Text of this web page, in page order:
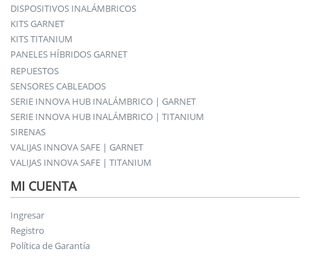
DISPOSITIVOS INALÁMBRICOS
KITS GARNET
KITS TITANIUM
PANELES HÍBRIDOS GARNET
REPUESTOS
SENSORES CABLEADOS
SERIE INNOVA HUB INALÁMBRICO | GARNET
SERIE INNOVA HUB INALÁMBRICO | TITANIUM
SIRENAS
VALIJAS INNOVA SAFE | GARNET
VALIJAS INNOVA SAFE | TITANIUM
MI CUENTA
Ingresar
Registro
Política de Garantía